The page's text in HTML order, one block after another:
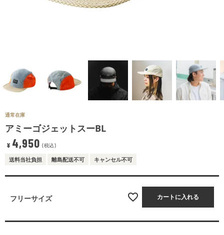
通常在庫
アミーゴジェットスーBL
¥ 4,950 税込
送料当社負担 離島配送不可 キャンセル不可
フリーサイズ カートに入れる